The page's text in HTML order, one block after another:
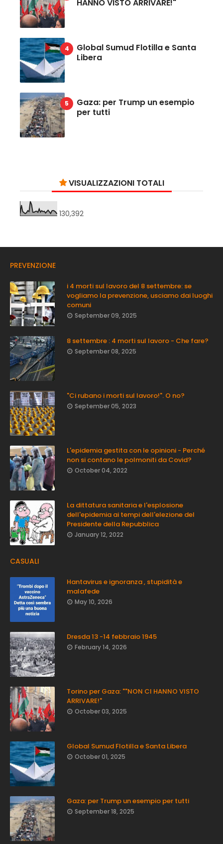
HANNO VISTO ARRIVARE!"
Global Sumud Flotilla e Santa
Libera
Gaza: per Trump un esempio
per tutti
VISUALIZZAZIONI TOTALI
130,392
PREVENZIONE
i 4 morti sul lavoro del 8 settembre: se
vogliamo la prevenzione, usciamo dai luoghi
comuni
September 09, 2025
8 settembre : 4 morti sul lavoro - Che fare?
September 08, 2025
"Ci rubano i morti sul lavoro!". O no?
September 05, 2023
L'epidemia gestita con le opinioni - Perché
non si contano le polmoniti da Covid?
October 04, 2022
La dittatura sanitaria e l'esplosione
dell'epidemia ai tempi dell'elezione del
Presidente della Repubblica
January 12, 2022
CASUALI
Hantavirus e ignoranza , stupidità e
malafede
May 10, 2026
Dresda 13 -14 febbraio 1945
February 14, 2026
Torino per Gaza: ""NON CI HANNO VISTO
ARRIVARE!"
October 03, 2025
Global Sumud Flotilla e Santa Libera
October 01, 2025
Gaza: per Trump un esempio per tutti
September 18, 2025